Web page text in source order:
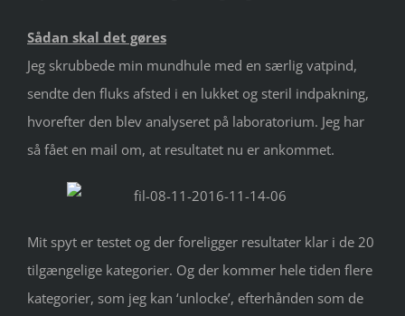
Sådan skal det gøres
Jeg skrubbede min mundhule med en særlig vatpind,
sendte den fluks afsted i en lukket og steril indpakning,
hvorefter den blev analyseret på laboratorium. Jeg har
så fået en mail om, at resultatet nu er ankommet.
Mit spyt er testet og der foreligger resultater klar i de 20
tilgængelige kategorier. Og der kommer hele tiden flere
kategorier, som jeg kan ‘unlocke’, efterhånden som de